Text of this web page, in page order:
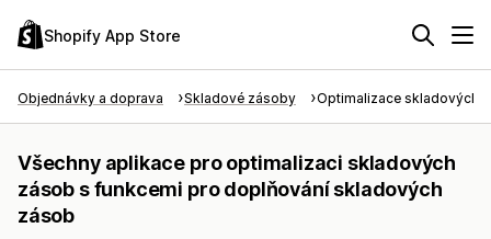
Shopify App Store
Objednávky a doprava Skladové zásoby Optimalizace skladových
Všechny aplikace pro optimalizaci skladových
zásob s funkcemi pro doplňování skladových
zásob